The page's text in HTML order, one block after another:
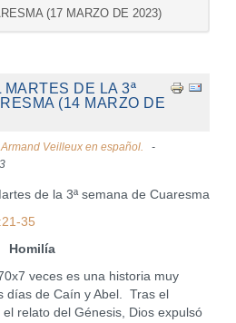
(17 MARZO DE 2023)
MARTES DE LA 3ª
(14 MARZO DE
Veilleux en español.
de la 3ª semana de Cuaresma
35
Homilía
veces es una historia muy
días de Caín y Abel. Tras el
relato del Génesis, Dios expulsó